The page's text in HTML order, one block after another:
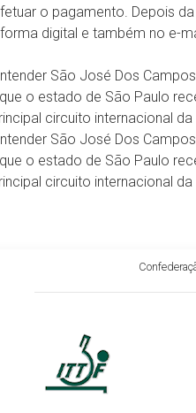
o pagamento. Depois
digital e também no e-
São José Dos
o estado de São Paulo
circuito internacional
São José Dos
o estado de São Paulo
circuito internacional